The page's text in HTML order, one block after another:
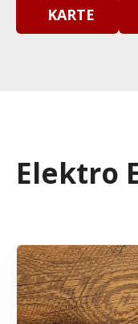
KARTE
Elektro